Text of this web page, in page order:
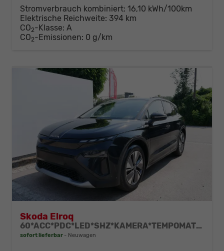
Stromverbrauch kombiniert: 16,10 kWh/100km
Elektrische Reichweite: 394 km
CO2-Klasse: A
CO2-Emissionen: 0 g/km
Skoda Elroq
60*ACC*PDC*LED*SHZ*KAMERA*TEMPOMAT*KLIMA*SMARTLINK*EL-HECKKLAPPE*19-ZOLL
sofort lieferbar Neuwagen